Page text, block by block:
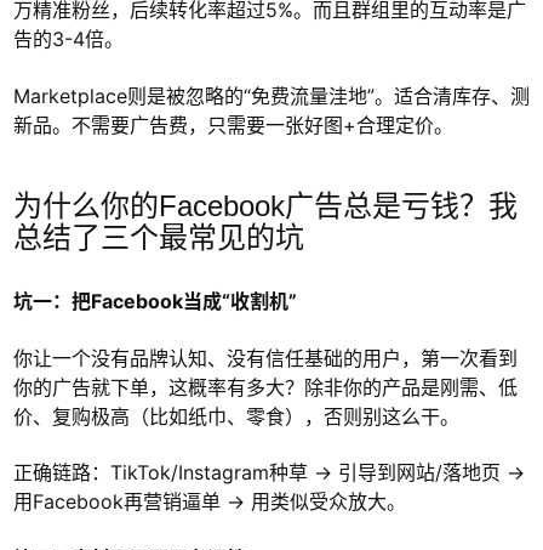
万精准粉丝，后续转化率超过5%。而且群组里的互动率是广
告的3-4倍。
Marketplace则是被忽略的“免费流量洼地”。适合清库存、测
新品。不需要广告费，只需要一张好图+合理定价。
为什么你的Facebook广告总是亏钱？我
总结了三个最常见的坑
坑一：把Facebook当成“收割机”
你让一个没有品牌认知、没有信任基础的用户，第一次看到
你的广告就下单，这概率有多大？除非你的产品是刚需、低
价、复购极高（比如纸巾、零食），否则别这么干。
正确链路：TikTok/Instagram种草 → 引导到网站/落地页 →
用Facebook再营销逼单 → 用类似受众放大。